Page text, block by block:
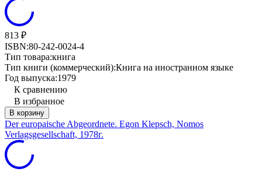
813 ₽
ISBN:80-242-0024-4
Тип товара:книга
Тип книги (коммерческий):Книга на иностранном языке
Год выпуска:1979
К сравнению
В избранное
В корзину
Der europaische Abgeordnete. Egon Klepsch, Nomos
Verlagsgesellschaft, 1978г.